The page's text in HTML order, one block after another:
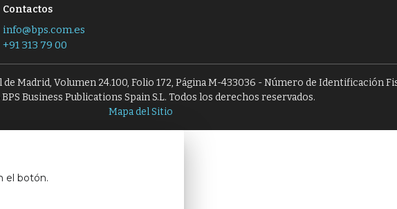
Contactos
info@bps.com.es
+91 313 79 00
Madrid, Volumen 24.100, Folio 172, Página M-433036 - Número de Identificación
Business Publications Spain S.L. Todos los derechos reservados.
Mapa del Sitio
el botón.